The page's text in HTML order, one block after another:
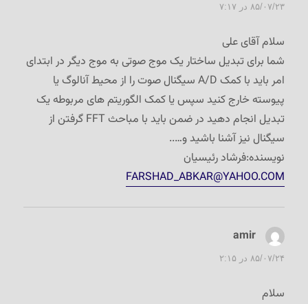
۸۵/۰۷/۲۳ در ۷:۱۷
سلام آقای علی
شما برای تبدیل ساختار یک موج صوتی به موج دیگر در ابتدای
امر باید با کمک A/D سیگنال صوت را از محیط آنالوگ یا
پیوسته خارج کنید سپس یا کمک الگوریتم های مربوطه یک
تبدیل انجام دهید در ضمن باید با مباحث FFT گرفتن از
سیگنال نیز آشنا باشید و…..
نویسنده:فرشاد رئیسیان
FARSHAD_ABKAR@YAHOO.COM
amir
۸۵/۰۷/۲۴ در ۲:۱۵
سلام